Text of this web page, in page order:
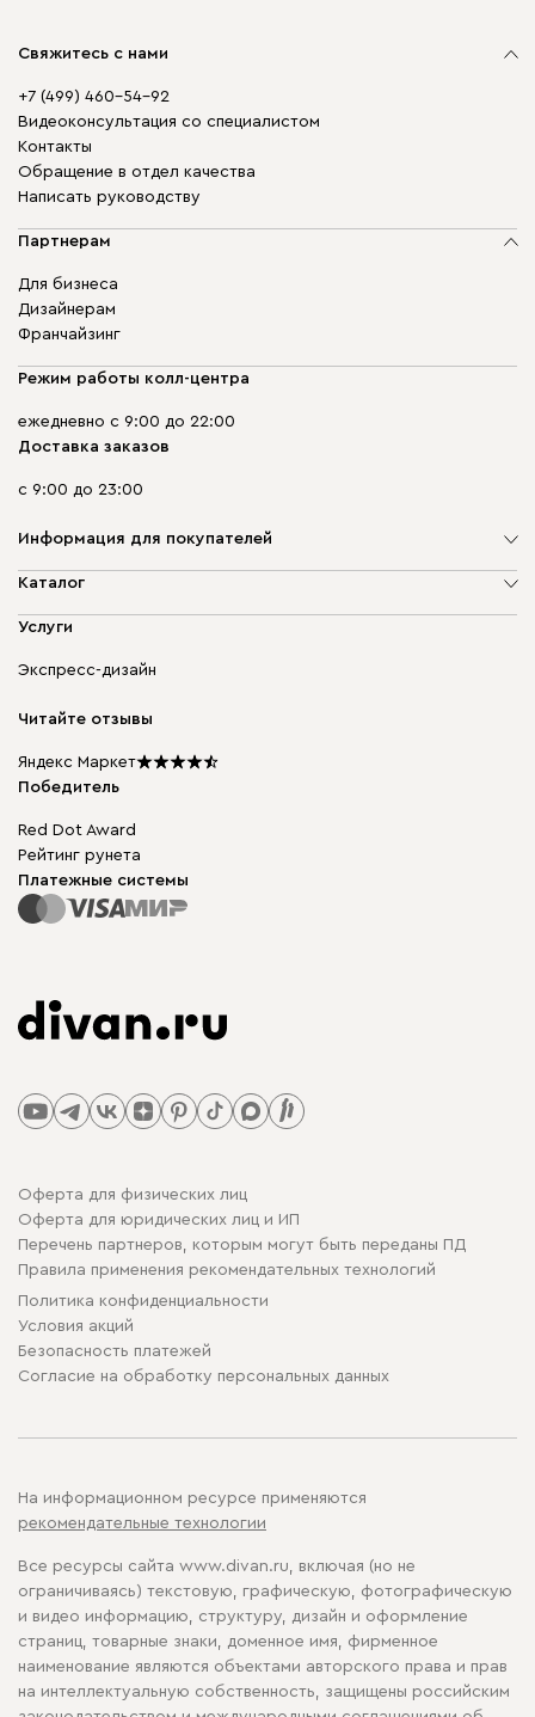
Свяжитесь с нами
+7 (499) 460-54-92
Видеоконсультация со специалистом
Контакты
Обращение в отдел качества
Написать руководству
Партнерам
Для бизнеса
Дизайнерам
Франчайзинг
Режим работы колл-центра
ежедневно с 9:00 до 22:00
Доставка заказов
с 9:00 до 23:00
Информация для покупателей
О компании
Доставка и оплата
диван.клуб
Подарочные сертификаты
Мы в прессе
Каталог
Мягкая мебель
Бескаркасная мебель
Столы и стулья
Услуги
Экспресс-дизайн
Читайте отзывы
Яндекс Маркет
Победитель
Red Dot Award
Рейтинг рунета
Платежные системы
Оферта для физических лиц
Оферта для юридических лиц и ИП
Перечень партнеров, которым могут быть переданы ПД
Правила применения рекомендательных технологий
Политика конфиденциальности
Условия акций
Безопасность платежей
Cогласие на обработку персональных данных
На информационном ресурсе применяются
рекомендательные технологии
Все ресурсы сайта www.divan.ru, включая (но не
ограничиваясь) текстовую, графическую, фотографическую
и видео информацию, структуру, дизайн и оформление
страниц, товарные знаки, доменное имя, фирменное
наименование являются объектами авторского права и прав
на интеллектуальную собственность, защищены российским